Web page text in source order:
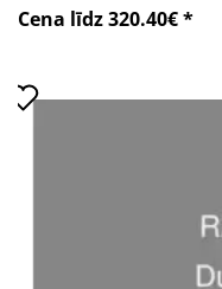
Cena līdz 320.40€ *